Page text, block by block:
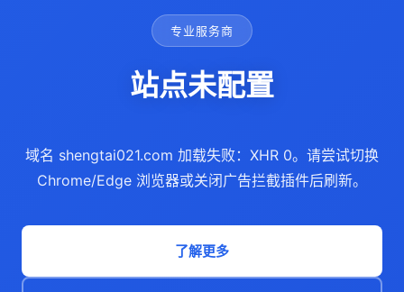
专业服务商
站点未配置
域名 shengtai021.com 加载失败：XHR 0。请尝试切换
Chrome/Edge 浏览器或关闭广告拦截插件后刷新。
了解更多